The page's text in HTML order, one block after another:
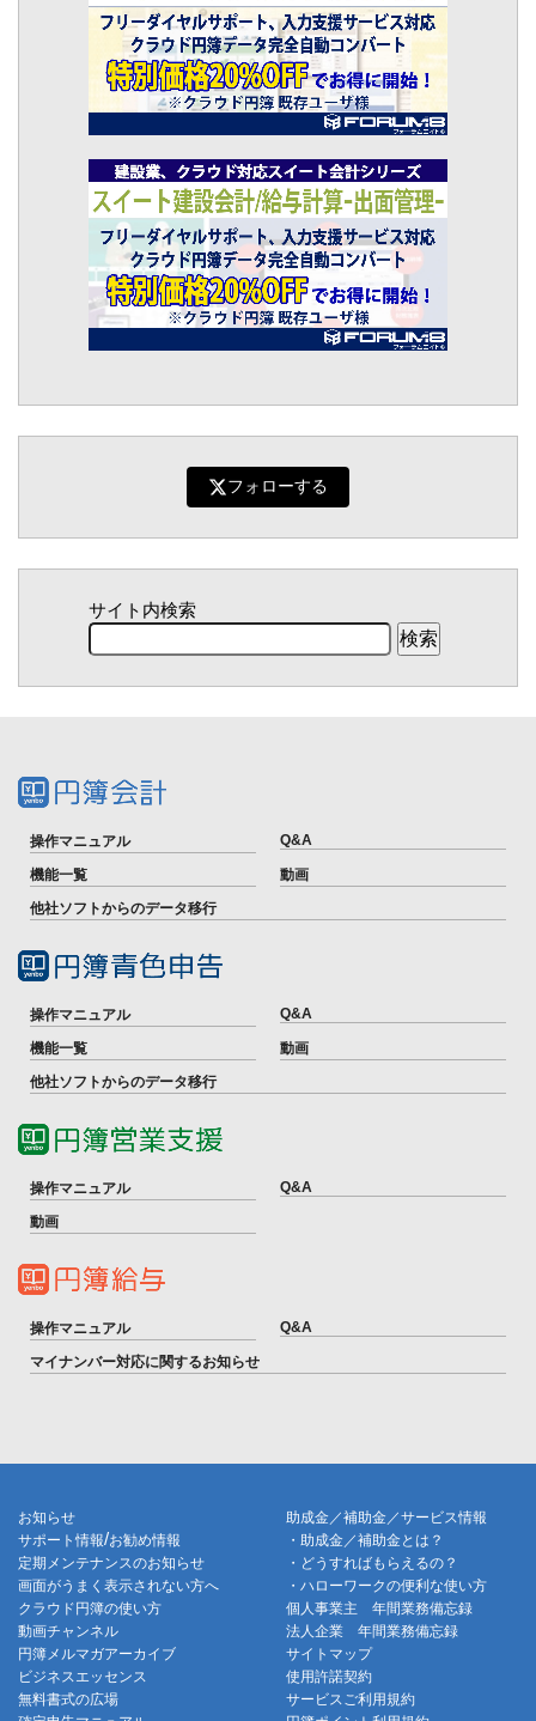
フォローする
サイト内検索
操作マニュアル Q&A
機能一覧
動画
他社ソフトからのデータ移行
操作マニュアル Q&A
機能一覧
動画
他社ソフトからのデータ移行
操作マニュアル Q&A
動画
操作マニュアル Q&A
マイナンバー対応に関するお知らせ
お知らせ
サポート情報/お勧め情報
定期メンテナンスのお知らせ
画面がうまく表示されない方へ
クラウド円簿の使い方
動画チャンネル
円簿メルマガアーカイブ
助成金／補助金／サービス情報
・助成金／補助金とは？
・どうすればもらえるの？
・ハローワークの便利な使い方
個人事業主 年間業務備忘録
法人企業 年間業務備忘録
サイトマップ
ビジネスエッセンス
無料書式の広場
使用許諾契約
サービスご利用規約